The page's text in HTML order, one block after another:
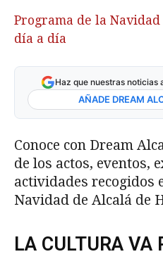
Programa de la
día a día
Haz que nuestras noticias
AÑADE DREAM
Conoce con Dream
de los actos, eventos,
actividades recogidos
Navidad de Alcalá de
LA CULTURA VA